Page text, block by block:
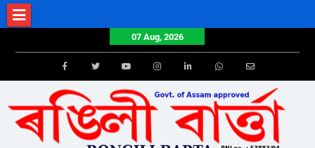
Skip
to
07 Aug, 2026
FacebookTwitterYoutube Email